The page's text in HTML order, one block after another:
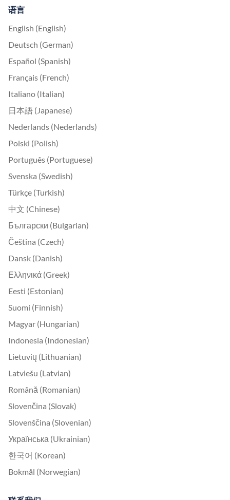
语言
English (English)
Deutsch (German)
Español (Spanish)
Français (French)
Italiano (Italian)
日本語 (Japanese)
Nederlands (Nederlands)
Polski (Polish)
Português (Portuguese)
Svenska (Swedish)
Türkçe (Turkish)
中文 (Chinese)
Български (Bulgarian)
Čeština (Czech)
Dansk (Danish)
Ελληνικά (Greek)
Eesti (Estonian)
Suomi (Finnish)
Magyar (Hungarian)
Indonesia (Indonesian)
Lietuvių (Lithuanian)
Latviešu (Latvian)
Română (Romanian)
Slovenčina (Slovak)
Slovenščina (Slovenian)
Українська (Ukrainian)
한국어 (Korean)
Bokmål (Norwegian)